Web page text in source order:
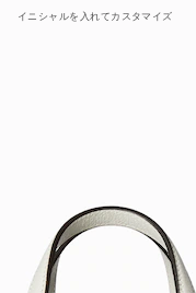
イニシャルを入れてカスタマイズ